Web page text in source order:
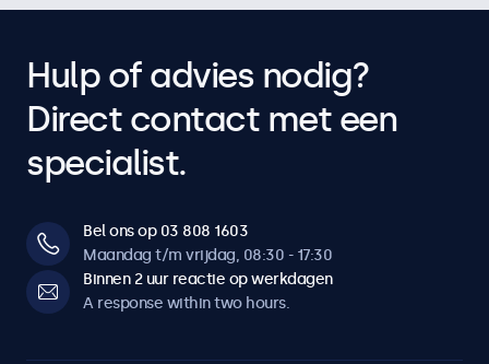
Hulp of advies nodig?
Direct contact met een
specialist.
Bel ons op 03 808 1603
Maandag t/m vrijdag, 08:30 - 17:30
Binnen 2 uur reactie op werkdagen
A response within two hours.